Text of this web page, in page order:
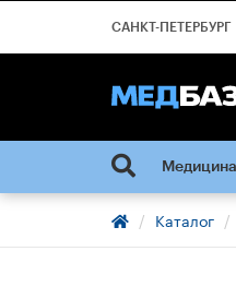
САНКТ-ПЕТЕРБУРГ
Медицина
Каталог